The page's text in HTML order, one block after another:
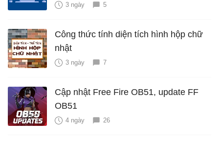
3 ngày 5
Công thức tính diện tích hình hộp chữ
nhật
3 ngày 7
Cập nhật Free Fire OB51, update FF
OB51
4 ngày 26